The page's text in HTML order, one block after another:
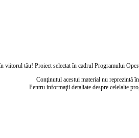
viitorul tău! Proiect selectat în cadrul Programului
Conţinutul acestui material nu reprezintă
Pentru informaţii detaliate despre celelalte